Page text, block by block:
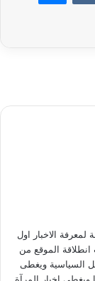
لمعرفة الاخبار اول
انطلاقة الموقع من
السياسية ويغطى